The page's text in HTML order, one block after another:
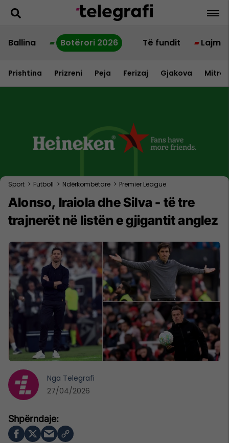
Ballina Botërori 2026 Të fundit Lajme
Prishtina Prizreni Peja Ferizaj Gjakova
Sport > Futboll > Ndërkombëtare > Premier League
Alonso, Iraiola dhe Silva - të tre
trajnerët në listën e gjigantit anglez
Nga Telegrafi
27/04/2026